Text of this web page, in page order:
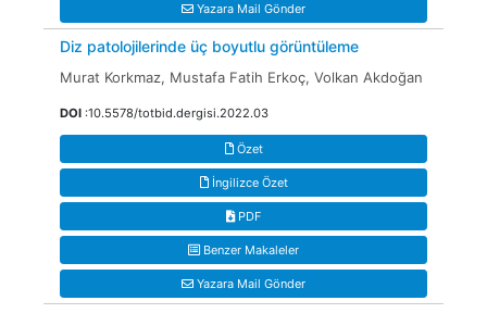
Yazara Mail Gönder
Diz patolojilerinde üç boyutlu görüntüleme
Murat Korkmaz, Mustafa Fatih Erkoç, Volkan Akdoğan
DOI :10.5578/totbid.dergisi.2022.03
Özet
İngilizce Özet
PDF
Benzer Makaleler
Yazara Mail Gönder